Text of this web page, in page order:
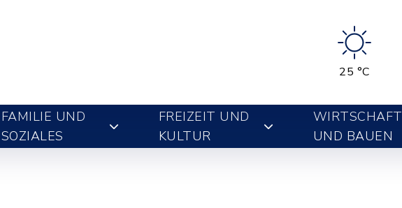
25 °C
FAMILIE UND
SOZIALES
FREIZEIT UND
KULTUR
WIRTSCHAFT
UND BAUEN